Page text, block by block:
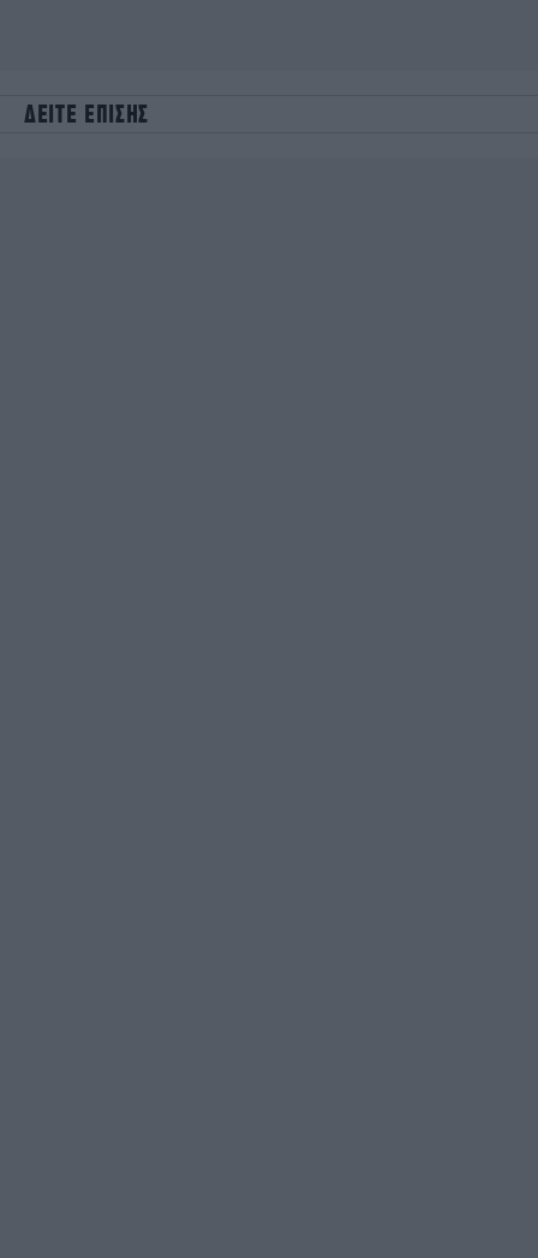
ΔΕΙΤΕ ΕΠΙΣΗΣ